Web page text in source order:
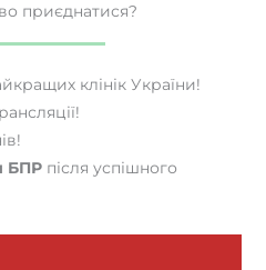
приєднатися?
клінік України!
БПРпісля успішного